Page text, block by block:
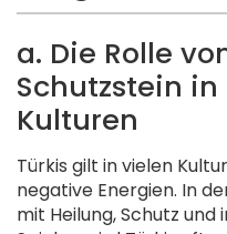
a. Die Rolle
Schutzstein
Kulturen
Türkis gilt in vielen
negative Energien. In
mit Heilung, Schutz